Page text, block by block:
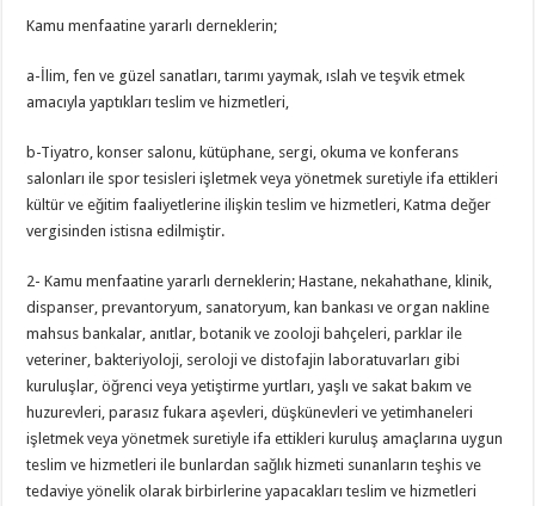
Kamu menfaatine yararlı derneklerin;
a-İlim, fen ve güzel sanatları, tarımı yaymak, ıslah ve teşvik etmek
amacıyla yaptıkları teslim ve hizmetleri,
b-Tiyatro, konser salonu, kütüphane, sergi, okuma ve konferans
salonları ile spor tesisleri işletmek veya yönetmek suretiyle ifa ettikleri
kültür ve eğitim faaliyetlerine ilişkin teslim ve hizmetleri, Katma değer
vergisinden istisna edilmiştir.
2- Kamu menfaatine yararlı derneklerin; Hastane, nekahathane, klinik,
dispanser, prevantoryum, sanatoryum, kan bankası ve organ nakline
mahsus bankalar, anıtlar, botanik ve zooloji bahçeleri, parklar ile
veteriner, bakteriyoloji, seroloji ve distofajin laboratuvarları gibi
kuruluşlar, öğrenci veya yetiştirme yurtları, yaşlı ve sakat bakım ve
huzurevleri, parasız fukara aşevleri, düşkünevleri ve yetimhaneleri
işletmek veya yönetmek suretiyle ifa ettikleri kuruluş amaçlarına uygun
teslim ve hizmetleri ile bunlardan sağlık hizmeti sunanların teşhis ve
tedaviye yönelik olarak birbirlerine yapacakları teslim ve hizmetleri